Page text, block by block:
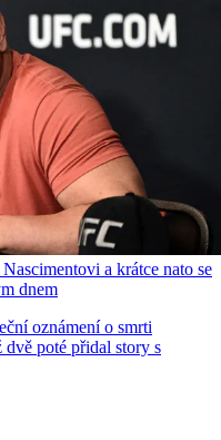
a krátce nato se
dnem
oznámení o smrti
poté přidal story s